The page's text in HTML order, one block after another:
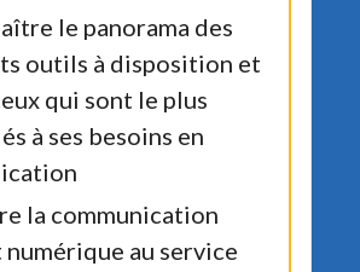
le panorama des
outils à disposition et
qui sont le plus
à ses besoins en
la communication
au service